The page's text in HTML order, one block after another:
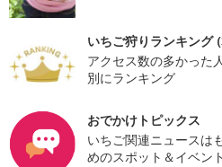
いちご狩りランキング
アクセス数の多かった
別にランキング
おでかけトピックス
いちご関連ニュースは
めのスポット＆イベン